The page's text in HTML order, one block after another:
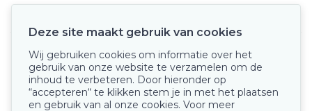
Onze keurmerken
Deze site maakt gebruik van cookies
Wij gebruiken cookies om informatie over het
gebruik van onze website te verzamelen om de
inhoud te verbeteren. Door hieronder op
“accepteren“ te klikken stem je in met het plaatsen
en gebruik van al onze cookies. Voor meer